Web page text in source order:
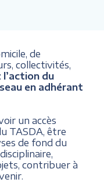
de
collectivités,
du
en adhérant
un accès
TASDA, être
de fond du
contribuer à